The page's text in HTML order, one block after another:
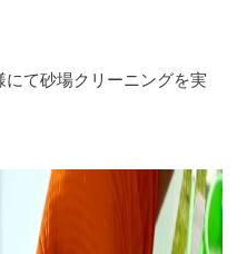
て砂場クリーニングを実